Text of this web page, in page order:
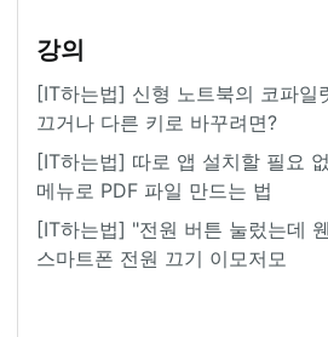
강의
[IT하는법] 신형 노트북의 코파일
끄거나 다른 키로 바꾸려면?
[IT하는법] 따로 앱 설치할 필요
메뉴로 PDF 파일 만드는 법
[IT하는법] "전원 버튼 눌렀는데
스마트폰 전원 끄기 이모저모